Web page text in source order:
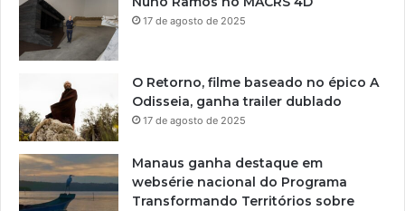
17 de agosto de 2025
O Retorno, filme baseado no épico A
Odisseia, ganha trailer dublado
17 de agosto de 2025
Manaus ganha destaque em
websérie nacional do Programa
Transformando Territórios sobre